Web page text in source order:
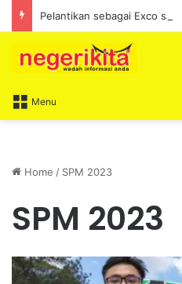
Menu
Home / SPM 2023
SPM 2023